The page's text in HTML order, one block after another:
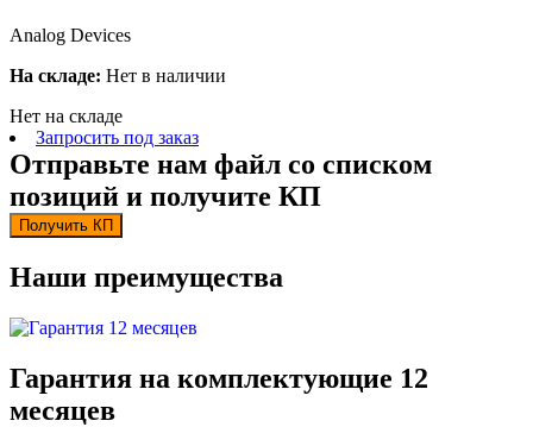
Analog Devices
На складе: Нет в наличии
Нет на складе
Запросить под заказ
Отправьте нам файл со списком
позиций и получите КП
Получить КП
Наши преимущества
Гарантия на комплектующие 12
месяцев